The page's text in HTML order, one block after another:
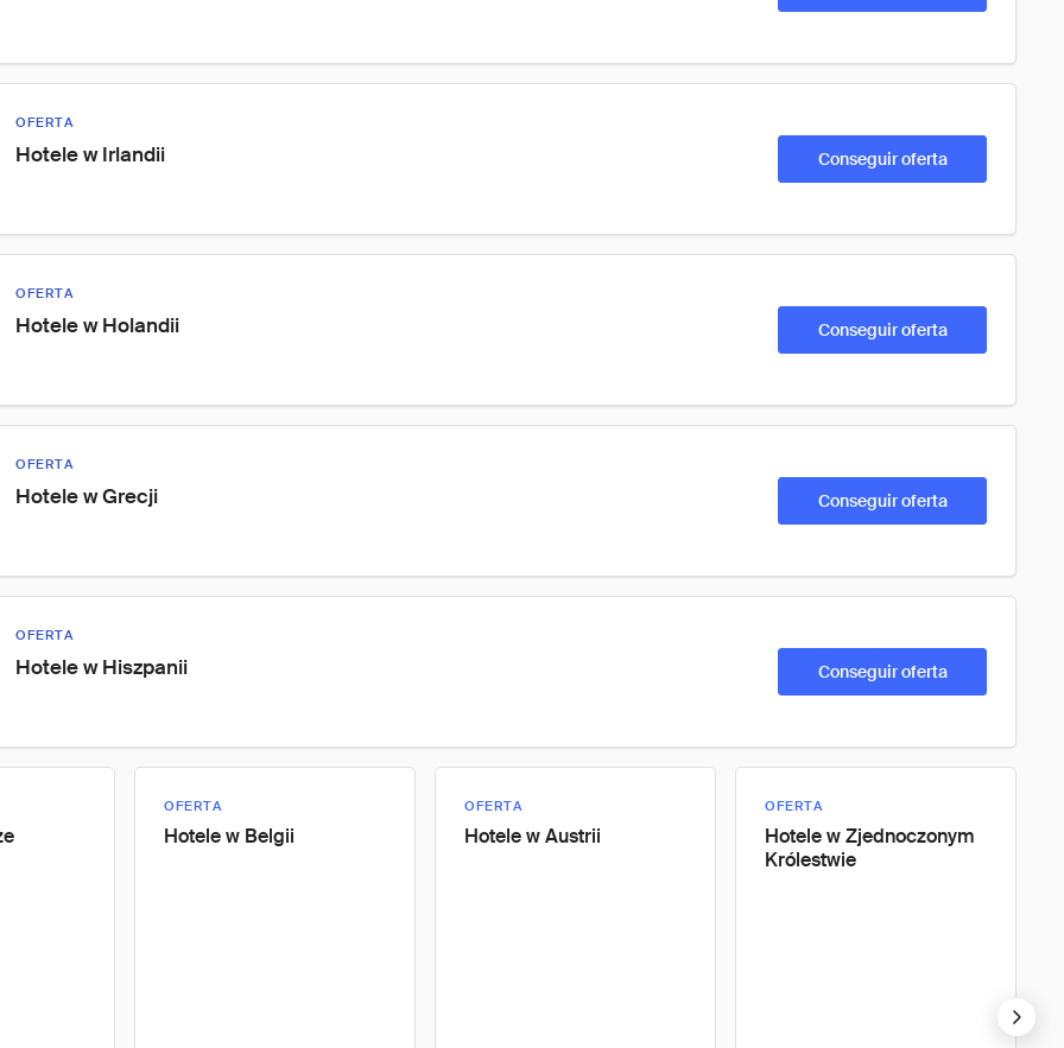
OFERTA
Hotele w Irlandii Conseguir oferta
OFERTA
Hotele w Holandii Conseguir oferta
OFERTA
Hotele w Grecji Conseguir oferta
OFERTA
Hotele w Hiszpanii Conseguir oferta
OFERTA
Hotele w Belgii
OFERTA
Hotele w Austrii
OFERTA
Hotele w Zjednoczonym
Królestwie